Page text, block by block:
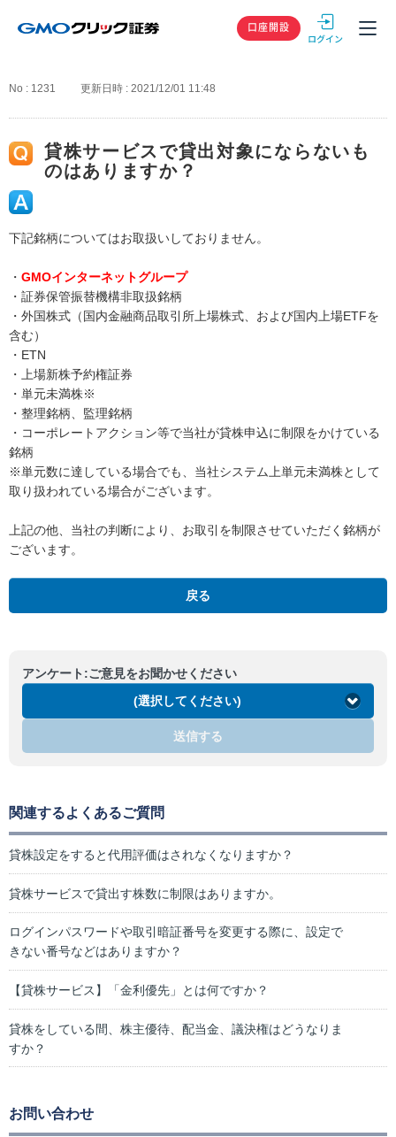
GMOクリック
口座開設
No : 1231 更新日時 : 2021/12/01 11:48
貸株サービスで貸出対象にならないも
のはありますか？
下記銘柄についてはお取扱いしておりません。
・ GMOインターネットグループ
・証券保管振替機構非取扱銘柄
・外国株式（国内金融商品取引所上場株式、および国内上場ETFを
含む）
・ETN
・上場新株予約権証券
・単元未満株※
・整理銘柄、監理銘柄
・コーポレートアクション等で当社が貸株申込に制限をかけている
銘柄
※単元数に達している場合でも、当社システム上単元未満株として
取り扱われている場合がございます。
上記の他、当社の判断により、お取引を制限させていただく銘柄が
ございます。
戻る
アンケート:ご意見をお聞かせください
(選択してください)
送信する
関連するよくあるご質問
貸株設定をすると代用評価はされなくなりますか？
貸株サービスで貸出す株数に制限はありますか。
ログインパスワードや取引暗証番号を変更する際に、設定で
きない番号などはありますか？
【貸株サービス】「金利優先」とは何ですか？
貸株をしている間、株主優待、配当金、議決権はどうなりま
すか？
お問い合わせ